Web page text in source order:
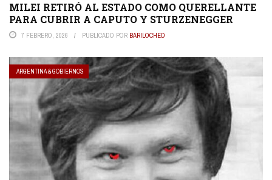
MILEI RETIRÓ AL ESTADO COMO QUERELLANTE
PARA CUBRIR A CAPUTO Y STURZENEGGER
7 FEBRERO, 2026 PUBLICADO POR BARILOCHED
ARGENTINA & GOBIERNOS